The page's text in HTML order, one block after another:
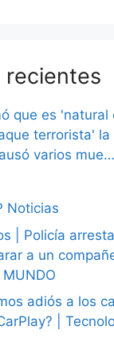
recientes
que es 'natural
terrorista' la
varios mue…
Noticias
| Policía
a un
adiós a los
|